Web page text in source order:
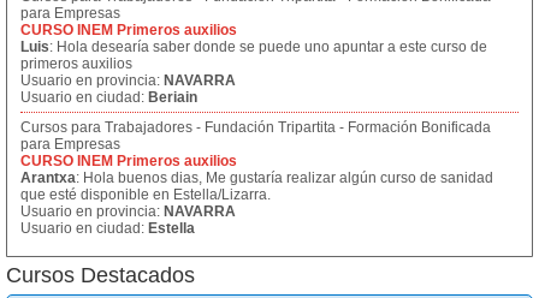
para Empresas
CURSO INEM Primeros auxilios
Luis: Hola desearía saber donde se puede uno apuntar a este curso de
primeros auxilios
Usuario en provincia: NAVARRA
Usuario en ciudad: Beriain
Cursos para Trabajadores - Fundación Tripartita - Formación Bonificada
para Empresas
CURSO INEM Primeros auxilios
Arantxa: Hola buenos dias, Me gustaría realizar algún curso de sanidad
que esté disponible en Estella/Lizarra.
Usuario en provincia: NAVARRA
Usuario en ciudad: Estella
Cursos Destacados